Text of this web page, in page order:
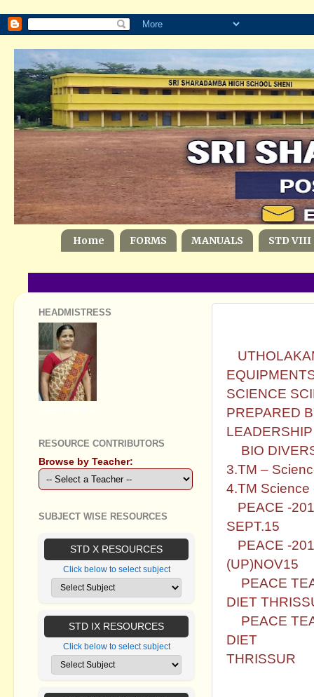
Home FORMS MANUALS STD VIII
SCIENCE
PREPARED
BIO
3.TM –
4.TM Science
PEACE -
SEPT.15
PEACE -
(UP)NOV15
PEACE
DIET
PEACE
DIET
THRISSUR
HEADMISTRESS
RESOURCE CONTRIBUTORS
Browse by Teacher:
SUBJECT WISE RESOURCES
STD X RESOURCES
Click below to select subject
STD IX RESOURCES
Click below to select subject